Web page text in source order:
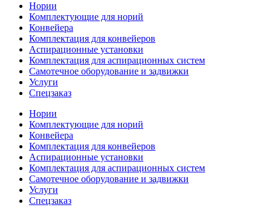
Нории
Комплектующие для норий
Конвейера
Комплектация для конвейеров
Аспирационные установки
Комплектация для аспирационных систем
Самотечное оборудование и задвижки
Услуги
Спецзаказ
Нории
Комплектующие для норий
Конвейера
Комплектация для конвейеров
Аспирационные установки
Комплектация для аспирационных систем
Самотечное оборудование и задвижки
Услуги
Спецзаказ